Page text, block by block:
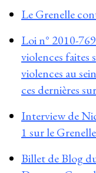
Le Grenelle
Loi n° 2010-
violences faites
violences au
ces dernières
Interview de
1 sur le
Billet de Blog